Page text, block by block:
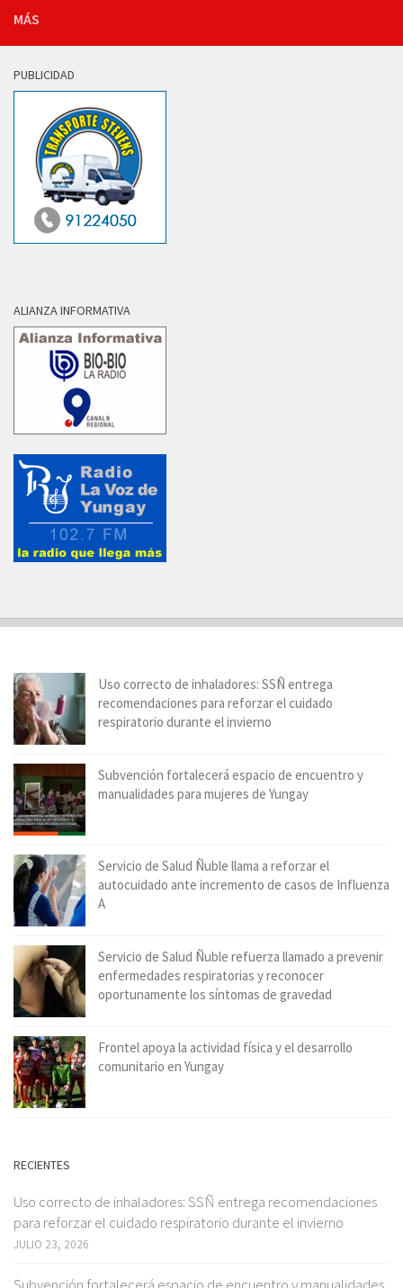
MÁS
PUBLICIDAD
ALIANZA INFORMATIVA
Uso correcto de inhaladores: SSÑ entrega
recomendaciones para reforzar el cuidado
respiratorio durante el invierno
Subvención fortalecerá espacio de encuentro y
manualidades para mujeres de Yungay
Servicio de Salud Ñuble llama a reforzar el
autocuidado ante incremento de casos de Influenza
A
Servicio de Salud Ñuble refuerza llamado a prevenir
enfermedades respiratorias y reconocer
oportunamente los síntomas de gravedad
Frontel apoya la actividad física y el desarrollo
comunitario en Yungay
RECIENTES
Uso correcto de inhaladores: SSÑ entrega recomendaciones
para reforzar el cuidado respiratorio durante el invierno
JULIO 23, 2026